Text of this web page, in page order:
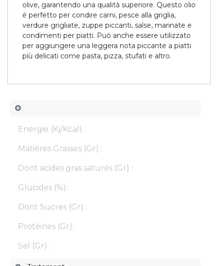
olive, garantendo una qualità superiore. Questo olio
è perfetto per condire carni, pesce alla griglia,
verdure grigliate, zuppe piccanti, salse, marinate e
condimenti per piatti. Può anche essere utilizzato
per aggiungere una leggera nota piccante a piatti
più delicati come pasta, pizza, stufati e altro.
Energie (Kj/Kcal) :
Matières Grasses (Gr) :
Dont acides gras saturés (Gr) :
Glucides (%):
Dont Sucres (Gr) :
Protéines (Gr):
Sel (Gr) :